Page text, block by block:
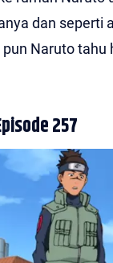
dan seperti
Naruto
257